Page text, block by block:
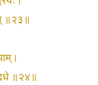
॥२३॥
दधे ॥२४॥